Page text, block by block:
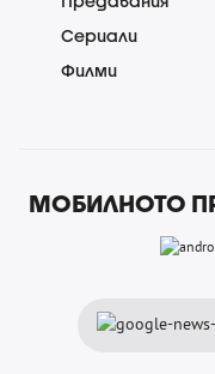
Сериали
Филми
МОБИЛНОТО